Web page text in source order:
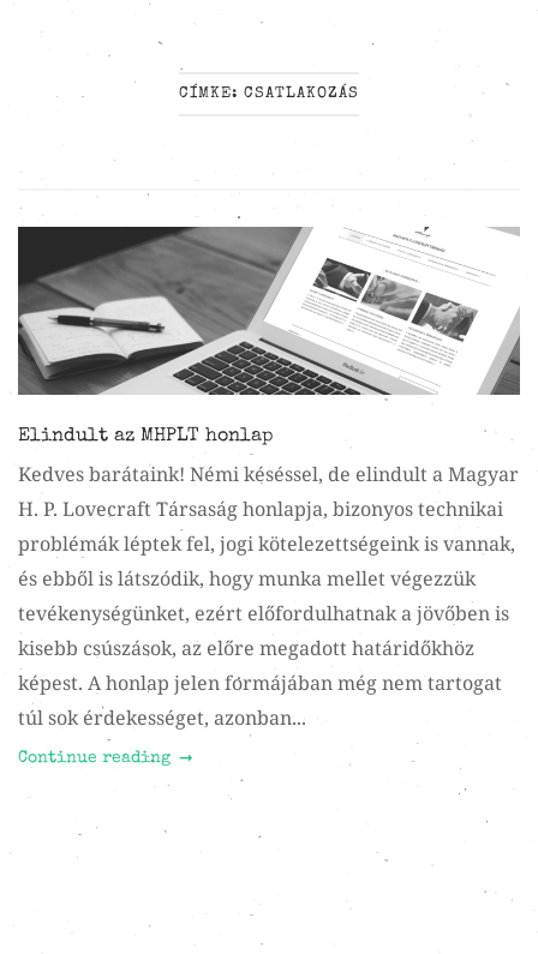
CÍMKE: CSATLAKOZÁS
Elindult az MHPLT honlap
Kedves barátaink! Némi késéssel, de elindult a Magyar
H. P. Lovecraft Társaság honlapja, bizonyos technikai
problémák léptek fel, jogi kötelezettségeink is vannak,
és ebből is látszódik, hogy munka mellet végezzük
tevékenységünket, ezért előfordulhatnak a jövőben is
kisebb csúszások, az előre megadott határidőkhöz
képest. A honlap jelen formájában még nem tartogat
túl sok érdekességet, azonban...
Continue reading